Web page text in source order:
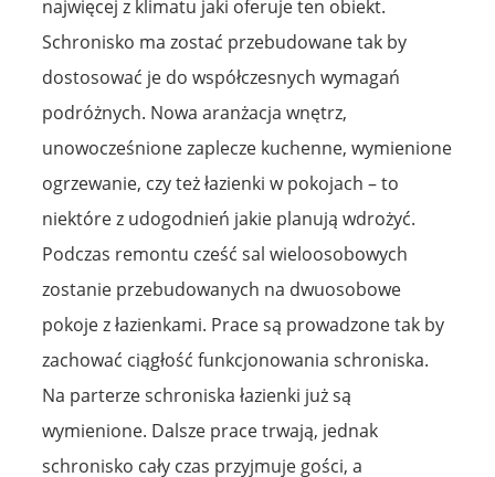
najwięcej z klimatu jaki oferuje ten obiekt.
Schronisko ma zostać przebudowane tak by
dostosować je do współczesnych wymagań
podróżnych. Nowa aranżacja wnętrz,
unowocześnione zaplecze kuchenne, wymienione
ogrzewanie, czy też łazienki w pokojach – to
niektóre z udogodnień jakie planują wdrożyć.
Podczas remontu cześć sal wieloosobowych
zostanie przebudowanych na dwuosobowe
pokoje z łazienkami. Prace są prowadzone tak by
zachować ciągłość funkcjonowania schroniska.
Na parterze schroniska łazienki już są
wymienione. Dalsze prace trwają, jednak
schronisko cały czas przyjmuje gości, a